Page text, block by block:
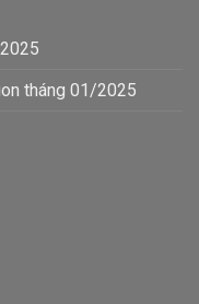
tháng 01/2025